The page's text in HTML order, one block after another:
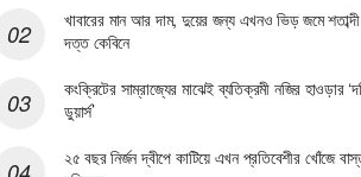
খাবারের মান আর দাম, দুয়ের জন্য এখনও ভিড় জমে শতাব্দী
দত্ত কেবিনে
কংক্রিটের সাম্রাজ্যের মাঝেই ব্যতিক্রমী নজির হাওড়ার
ডুয়ার্স’
২৫ বছর নির্জন দ্বীপে কাটিয়ে এখন প্রতিবেশীর খোঁজে